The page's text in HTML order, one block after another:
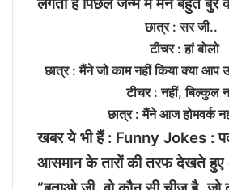
लगता है पिछले जन्म में मैंने बहुत बुरे
छात्र : सर जी..
टीचर : हां बोलो
छात्र : मैंने जो काम नहीं किया क्या
टीचर : नहीं, बिल्कुल
छात्र : मैंने आज होमवर्क
खबर ये भी हैं : Funny Jokes :
आसमान के तारों की तरफ देखते